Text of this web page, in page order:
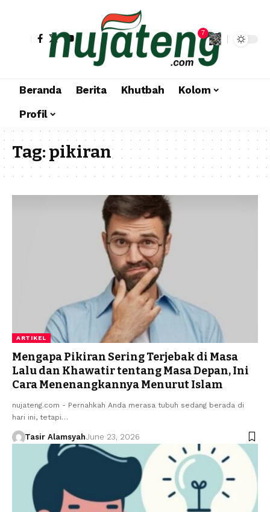
7
Beranda Berita Khutbah
Kolom
Profil
Tag:pikiran
ARTIKEL
Mengapa Pikiran Sering Terjebak di Masa
Lalu dan Khawatir tentang Masa Depan, Ini
Cara Menenangkannya Menurut Islam
nujateng.com - Pernahkah Anda merasa tubuh sedang berada di
hari ini, tetapi…
Tasir AlamsyahJune 23, 2026